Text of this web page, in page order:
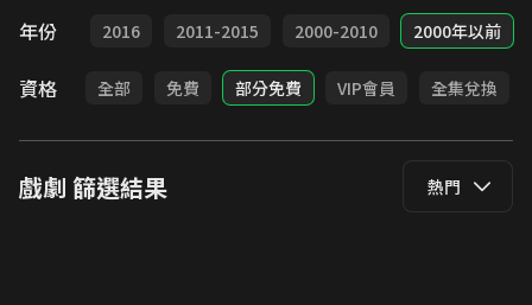
年份
2017 2016 2011-2015 2000-2010 2000年以前
資格 全部 免費 部分免費 VIP會員 全集兌換
戲劇 篩選結果 熱門